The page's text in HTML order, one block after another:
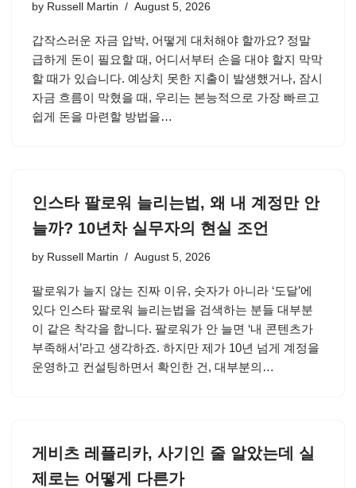
by Russell Martin August 5, 2026
갑작스러운 자금 압박, 어떻게 대처해야 할까요? 정말
급하게 돈이 필요할 때, 어디서부터 손을 대야 할지 막막
할 때가 있습니다. 예상치 못한 지출이 발생했거나, 잠시
자금 흐름이 막혔을 때, 우리는 본능적으로 가장 빠르고
쉽게 돈을 마련할 방법을…
인스타 팔로워 늘리는법, 왜 내 계정만 안
늘까? 10년차 실무자의 현실 조언
by Russell Martin August 5, 2026
팔로워가 늘지 않는 진짜 이유, 숫자가 아니라 ‘도달’에
있다 인스타 팔로워 늘리는법을 검색하는 분들 대부분
이 같은 착각을 합니다. 팔로워가 안 늘면 ‘내 콘텐츠가
부족해서’라고 생각하죠. 하지만 제가 10년 넘게 계정을
운영하고 컨설팅하면서 확인한 건, 대부분의…
게비츠 레플리카, 사기인 줄 알았는데 실
제로는 어떻게 다른가